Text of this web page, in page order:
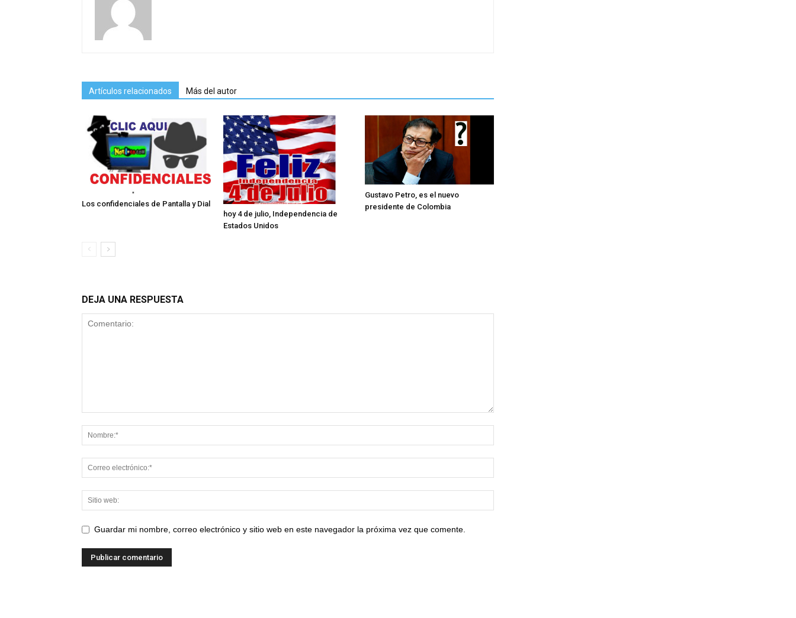
Artículos relacionados Más del autor
Los confidenciales de Pantalla y Dial
hoy 4 de julio, Independencia de
Estados Unidos
Gustavo Petro, es el nuevo
presidente de Colombia
DEJA UNA RESPUESTA
Guardar mi nombre, correo electrónico y sitio web en este navegador la próxima vez que comente.